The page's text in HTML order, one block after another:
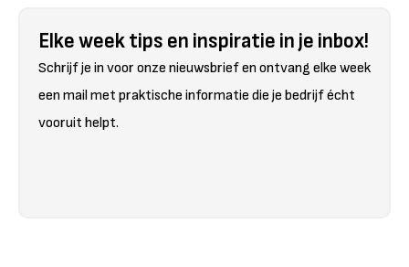
Elke week tips en inspiratie in je inbox!
Schrijf je in voor onze nieuwsbrief en ontvang elke week
een mail met praktische informatie die je bedrijf écht
vooruit helpt.